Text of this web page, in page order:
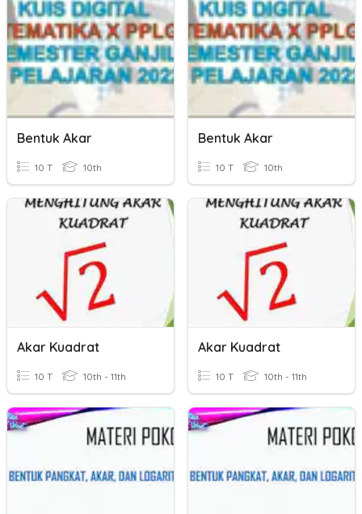
Bentuk Akar
10 T 10th
Bentuk Akar
10 T 10th
Akar Kuadrat
10 T 10th - 11th
Akar Kuadrat
10 T 10th - 11th